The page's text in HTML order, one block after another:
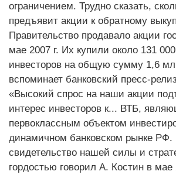
ограничением. Трудно сказать,
предъявит акции к обратному
Правительство продавало акции
мае 2007 г. Их купили около 131
инвесторов на общую сумму 1,6
вспоминает банковский пресс-
«Высокий спрос на наши акции
интерес инвесторов к... ВТБ,
первоклассным объектом
динамичном банковском рынке РФ.
свидетельство нашей силы и
гордостью говорил А. Костин в мае